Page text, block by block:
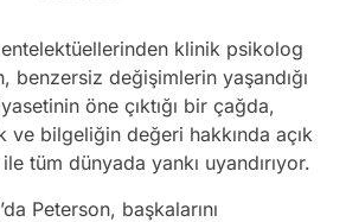
entelektüellerinden klinik psikolog
benzersiz değişimlerin yaşandığı
öne çıktığı bir çağda,
ve bilgeliğin değeri hakkında açık
ile tüm dünyada yankı uyandırıyor.
Peterson, başkalarını